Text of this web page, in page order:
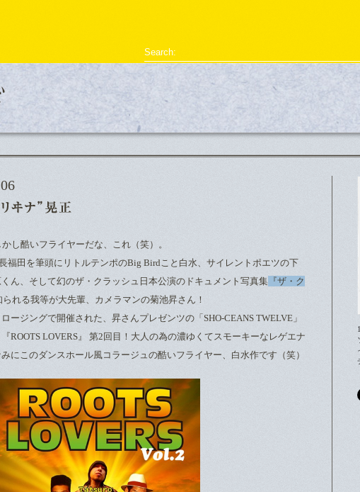
Search:
ゲーム再
恋の新・作法
し酷いフライヤーだな、これ（笑）。
福田を筆頭にリトルテンポのBig Birdこと白水、サイレントポエツの下
くん、そして幻のザ・クラッシュ日本公演のドキュメント写真集 『ザ・ク
られる我等が大先輩、カメラマンの菊池昇さん！
ージングで開催された、昇さんプレゼンツの「SHO-CEANS TWELVE」
ROOTS LOVERS』 第2回目！大人の為の濃ゆくてスモーキーなレゲエナ
にこのダンスホール風コラージュの酷いフライヤー、白水作です（笑）